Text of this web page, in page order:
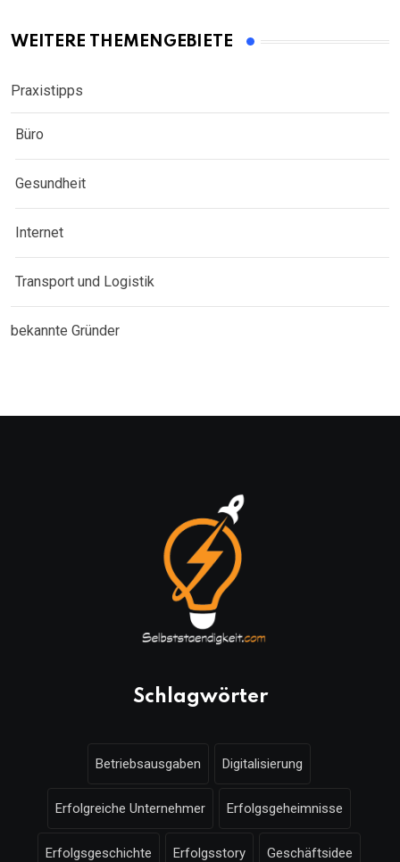
WEITERE THEMENGEBIETE
Praxistipps
Büro
Gesundheit
Internet
Transport und Logistik
bekannte Gründer
Schlagwörter
Betriebsausgaben Digitalisierung
Erfolgreiche Unternehmer Erfolgsgeheimnisse
Erfolgsgeschichte Erfolgsstory Geschäftsidee